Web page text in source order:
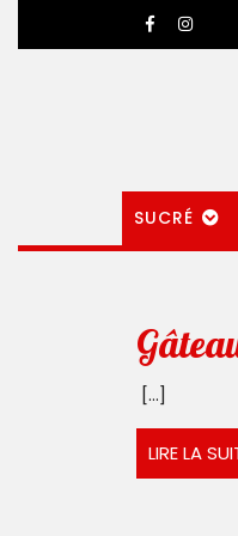
Facebook
SUCRÉ
[...]
LIRE LA